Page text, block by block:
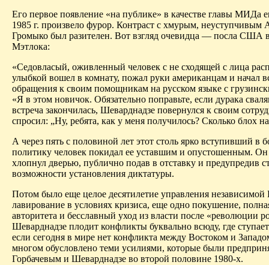
Его первое появление «на публике» в качестве главы МИДа
1985 г. произвело фурор. Контраст с хмурым, неуступчивым
Громыко был разителен. Вот взгляд очевидца — посла США
Мэтлока:
«Седовласый, оживленный человек с не сходящей с лица
улыбкой вошел в комнату, пожал руки американцам и начал
обращения к своим помощникам на русском языке с
«Я в этом новичок. Обязательно поправьте, если дурака
встреча закончилась, Шеварднадзе повернулся к своим
спросил: „Ну, ребята, как у меня получилось? Сколько блох
А через пять с половиной лет этот столь ярко вступивший в
политику человек покидал ее уставшим и опустошенным. Он
хлопнул дверью, публично подав в отставку и предупредив
возможности установления диктатуры.
Потом было еще целое десятилетие управления независимой
лавирование в условиях кризиса, еще одно покушение,
авторитета и бесславный уход из власти после «революции
Шеварднадзе плодит конфликты буквально всюду, где
если сегодня в мире нет конфликта между Востоком и
многом обусловлено теми усилиями, которые были
Горбачевым и Шеварднадзе во второй половине 1980-х.